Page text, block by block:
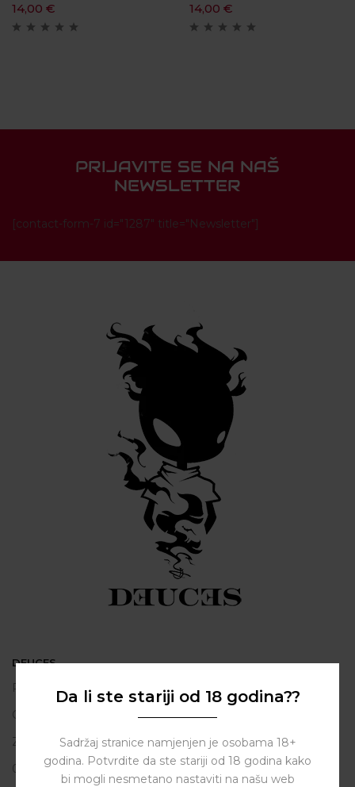
14,00 € 14,00 €
PRIJAVITE SE NA NAŠ
NEWSLETTER
[contact-form-7 id="1287" title="Newsletter"]
DEUCES
Polačišće 2
City Gallery
Zadar
098 163 2222
Da li ste stariji od 18 godina??
Sadržaj stranice namjenjen je osobama 18+
godina. Potvrdite da ste stariji od 18 godina kako
bi mogli nesmetano nastaviti na našu web